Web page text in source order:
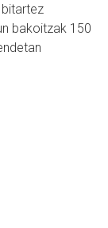
bitartez
bakoitzak 150